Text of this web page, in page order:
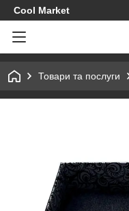
Cool Market
Товари та послуги